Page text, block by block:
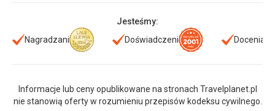
Jesteśmy:
Nagradzani
Doświadczeni Doceniani
Informacje lub ceny opublikowane na stronach Travelplanet.pl
nie stanowią oferty w rozumieniu przepisów kodeksu cywilnego.